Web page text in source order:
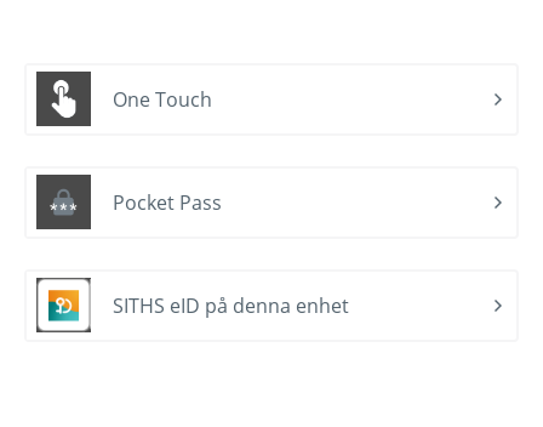
One Touch
Pocket Pass
SITHS eID på denna enhet